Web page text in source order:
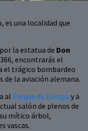
una localidad que
la estatua de Don
encontrarás el
el trágico bombardeo
de la aviación alemana.
al Parque de Europa y a
salón de plenos de
mítico árbol,
vascas.